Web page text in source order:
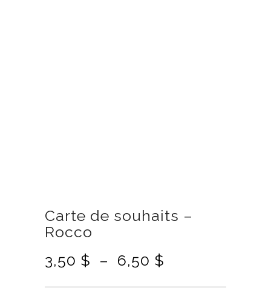
Carte de souhaits –
Rocco
3,50 $ – 6,50 $